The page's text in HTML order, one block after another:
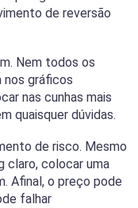
de reversão
Nem todos os
nos gráficos
nas cunhas mais
quaisquer dúvidas.
de risco. Mesmo
claro, colocar uma
Afinal, o preço pode
falhar